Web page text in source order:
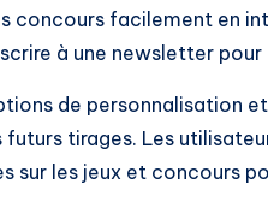
concours facilement en
à une newsletter
de personnalisation
futurs tirages. Les
sur les jeux et concours